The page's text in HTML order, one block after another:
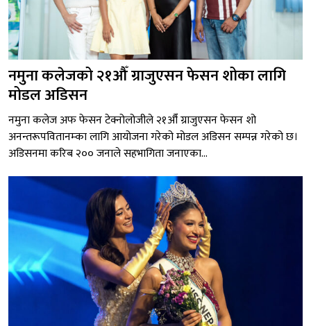
नमुना कलेजको २१औँ ग्राजुएसन फेसन शोका लागि
मोडल अडिसन
नमुना कलेज अफ फेसन टेक्नोलोजीले २१औँ ग्राजुएसन फेसन शो
अनन्तरूपवितानम्का लागि आयोजना गरेको मोडल अडिसन सम्पन्न गरेको छ।
अडिसनमा करिब २०० जनाले सहभागिता जनाएका...